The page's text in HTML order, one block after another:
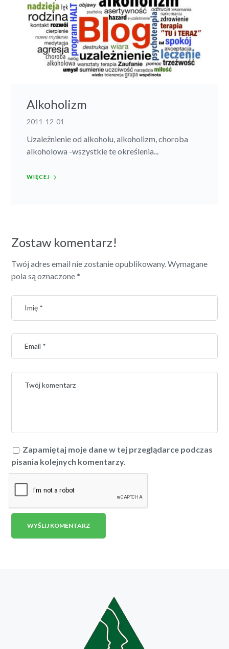
Alkoholizm
2011-12-01
Uzależnienie od alkoholu, alkoholizm, choroba
alkoholowa -wszystkie te określenia...
WIĘCEJ
Zostaw komentarz!
Twój adres email nie zostanie opublikowany.Wymagane
pola są oznaczone*
Zapamiętaj moje dane w tej przeglądarce podczas
pisania kolejnych komentarzy.